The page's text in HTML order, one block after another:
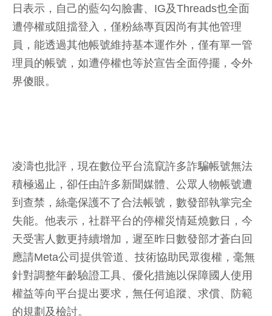
日表示，自己的藍勾勾臉書、IG及Threads也全面
遭停權或阻擋登入，僅粉絲專頁因尚有其他管理
員，能透過其他帳號維持基本運作外，僅有單一管
理員的帳號，如遭停權也等於宣告全面停擺，令外
界傻眼。
凌濤也批評，現在數位平台流竄許多詐騙帳號無法
積極遏止，卻任由許多新聞媒體、公眾人物帳號遭
到查禁，絲毫保護不了合法帳號，數發部執掌完全
失能。他表示，社群平台的停權災情延燒數日，今
天受害人數更持續增加，遲至昨日數發部才蒼白回
應請Meta公司提供管道、技術協助民眾復權，毫無
針對調整年齡驗證工具、優化措施以保障國人使用
權益等向平台提出要求，無任何追蹤、求償、防範
的規劃及檢討。